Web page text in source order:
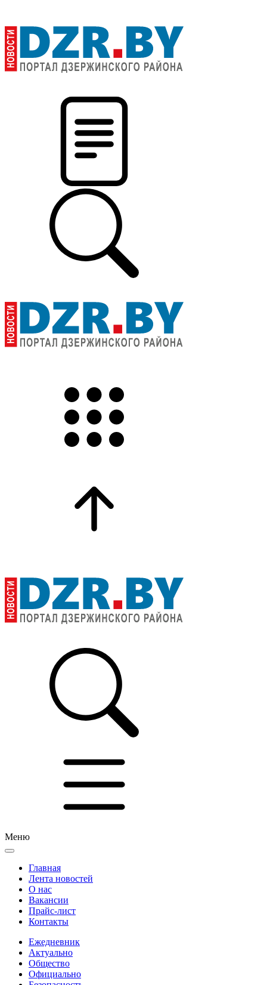
Меню
Главная
Лента новостей
О нас
Вакансии
Прайс-лист
Контакты
Ежедневник
Актуально
Общество
Официально